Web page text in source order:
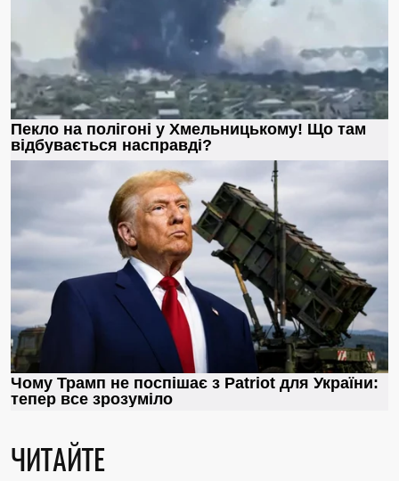
ЧИТАЙТЕ